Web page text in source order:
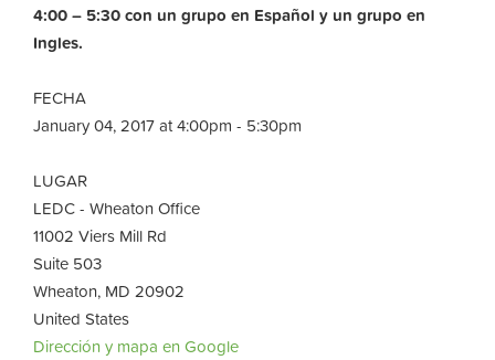
4:00 – 5:30 con un grupo en Español y un grupo en
Ingles.
FECHA
January 04, 2017 at 4:00pm - 5:30pm
LUGAR
LEDC - Wheaton Office
11002 Viers Mill Rd
Suite 503
Wheaton, MD 20902
United States
Dirección y mapa en Google